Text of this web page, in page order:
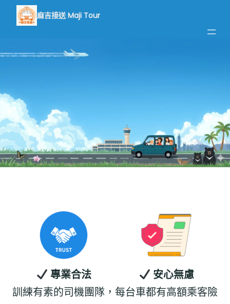
要
麻吉接送 Maji Tour
專業合法
訓練有素的司機團隊，
安心無慮
每台車都有高額乘客險